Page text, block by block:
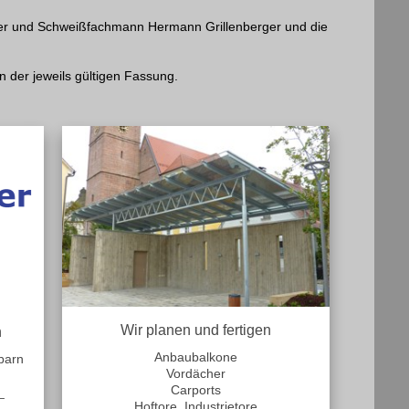
und Schweißfachmann Hermann Grillenberger und die
der jeweils gültigen Fassung.
Wir planen und fertigen
Anbaubalkone
Vordächer
Carports